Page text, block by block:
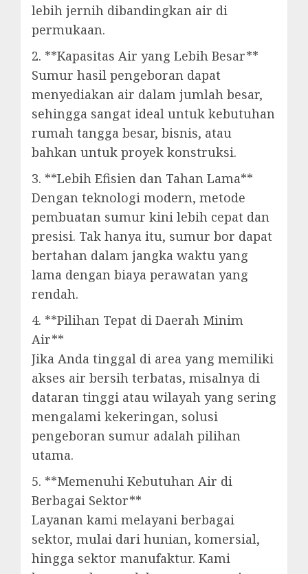
lebih jernih dibandingkan air di
permukaan.
2. **Kapasitas Air yang Lebih Besar**
Sumur hasil pengeboran dapat
menyediakan air dalam jumlah besar,
sehingga sangat ideal untuk kebutuhan
rumah tangga besar, bisnis, atau
bahkan untuk proyek konstruksi.
3. **Lebih Efisien dan Tahan Lama**
Dengan teknologi modern, metode
pembuatan sumur kini lebih cepat dan
presisi. Tak hanya itu, sumur bor dapat
bertahan dalam jangka waktu yang
lama dengan biaya perawatan yang
rendah.
4. **Pilihan Tepat di Daerah Minim
Air**
Jika Anda tinggal di area yang memiliki
akses air bersih terbatas, misalnya di
dataran tinggi atau wilayah yang sering
mengalami kekeringan, solusi
pengeboran sumur adalah pilihan
utama.
5. **Memenuhi Kebutuhan Air di
Berbagai Sektor**
Layanan kami melayani berbagai
sektor, mulai dari hunian, komersial,
hingga sektor manufaktur. Kami